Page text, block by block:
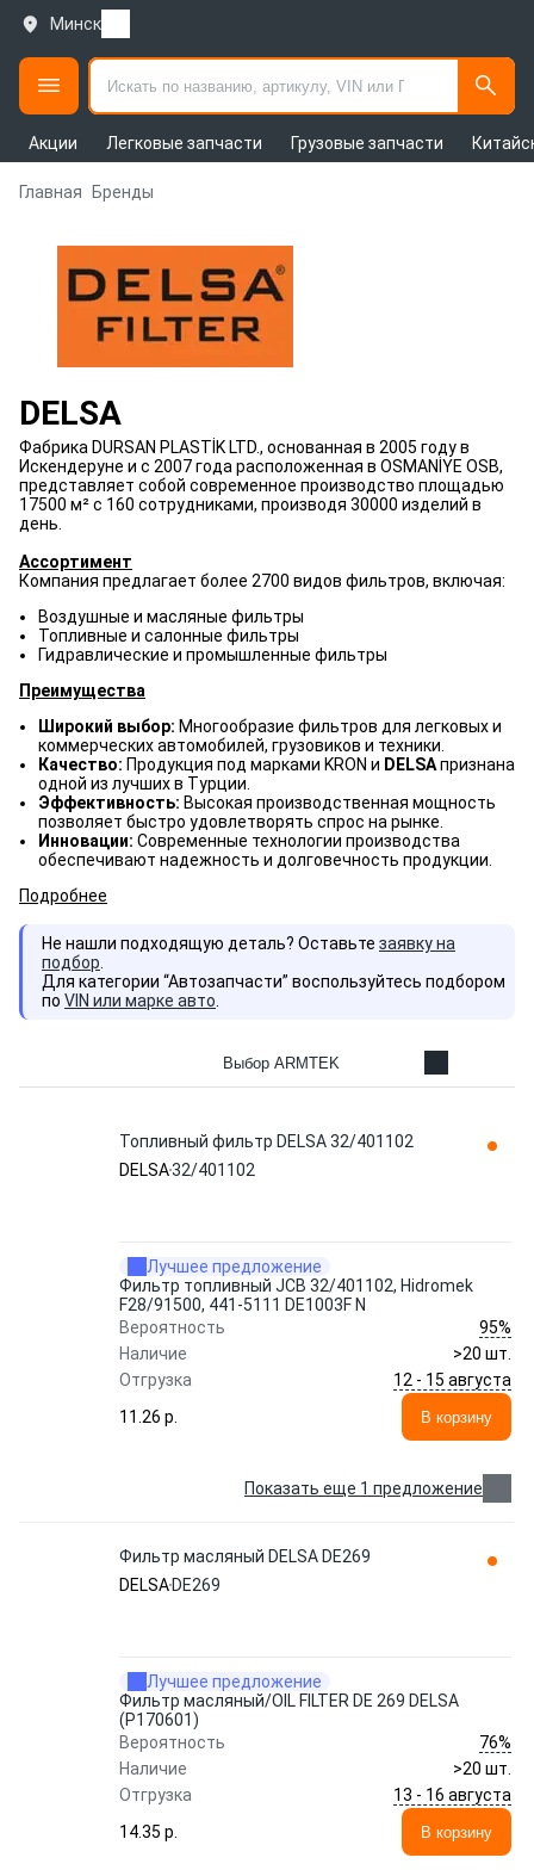
Минск
Акции Легковые запчасти Грузовые запчасти
Главная Бренды
DELSA
Фабрика DURSAN PLASTİK LTD., основанная в 2005 году в
Искендеруне и с 2007 года расположенная в OSMANİYE OSB,
представляет собой современное производство площадью
17500 м² с 160 сотрудниками, производя 30000 изделий в
день.
Ассортимент
Компания предлагает более 2700 видов фильтров, включая:
Воздушные и масляные фильтры
Топливные и салонные фильтры
Гидравлические и промышленные фильтры
Преимущества
Широкий выбор: Многообразие фильтров для легковых и
коммерческих автомобилей, грузовиков и техники.
Качество: Продукция под марками KRON и DELSAпризнана
одной из лучших в Турции.
Эффективность: Высокая производственная мощность
позволяет быстро удовлетворять спрос на рынке.
Инновации: Современные технологии производства
обеспечивают надежность и долговечность продукции.
Подробнее
Не нашли подходящую деталь? Оставьте заявку на
подбор
Для категории “Автозапчасти” воспользуйтесь подбором
по VIN или марке авто
Выбор ARMTEK
Топливный фильтр DELSA 32/401102
DELSA32/401102
Лучшее предложение
Фильтр топливный JCB 32/401102, Hidromek
F28/91500, 441-5111 DE1003F N
Вероятность
95%
Наличие
>20 шт.
Отгрузка
12 - 15 августа
11.26 p.
В корзину
Показать еще 1 предложение
Фильтр масляный DELSA DE269
DELSA DE269
Лучшее предложение
Фильтр масляный/OIL FILTER DЕ 269 DELSA
(P170601)
Вероятность
76%
Наличие
>20 шт.
Отгрузка
13 - 16 августа
14.35 p.
В корзину